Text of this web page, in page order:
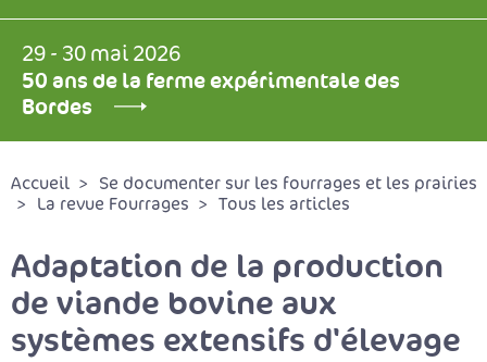
29 - 30 mai 2026
50 ans de la ferme expérimentale des
Bordes
Accueil
Se documenter sur les fourrages et les prairies
La revue Fourrages
Tous les articles
Adaptation de la production
de viande bovine aux
systèmes extensifs d'élevage